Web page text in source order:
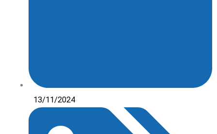
13/11/2024